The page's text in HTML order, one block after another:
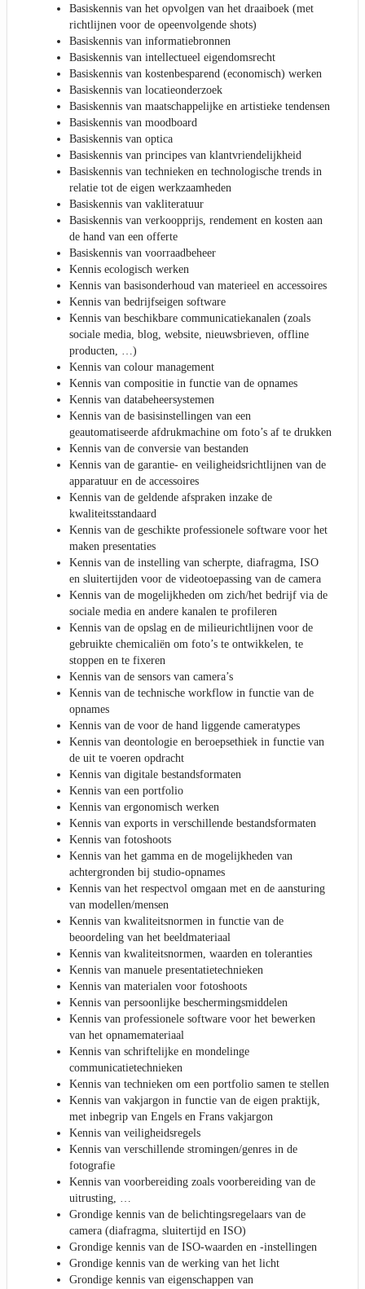
Basiskennis van het opvolgen van het draaiboek (met
richtlijnen voor de opeenvolgende shots)
Basiskennis van informatiebronnen
Basiskennis van intellectueel eigendomsrecht
Basiskennis van kostenbesparend (economisch) werken
Basiskennis van locatieonderzoek
Basiskennis van maatschappelijke en artistieke tendensen
Basiskennis van moodboard
Basiskennis van optica
Basiskennis van principes van klantvriendelijkheid
Basiskennis van technieken en technologische trends in
relatie tot de eigen werkzaamheden
Basiskennis van vakliteratuur
Basiskennis van verkoopprijs, rendement en kosten aan
de hand van een offerte
Basiskennis van voorraadbeheer
Kennis ecologisch werken
Kennis van basisonderhoud van materieel en accessoires
Kennis van bedrijfseigen software
Kennis van beschikbare communicatiekanalen (zoals
sociale media, blog, website, nieuwsbrieven, offline
producten, …)
Kennis van colour management
Kennis van compositie in functie van de opnames
Kennis van databeheersystemen
Kennis van de basisinstellingen van een
geautomatiseerde afdrukmachine om foto’s af te drukken
Kennis van de conversie van bestanden
Kennis van de garantie- en veiligheidsrichtlijnen van de
apparatuur en de accessoires
Kennis van de geldende afspraken inzake de
kwaliteitsstandaard
Kennis van de geschikte professionele software voor het
maken presentaties
Kennis van de instelling van scherpte, diafragma, ISO
en sluitertijden voor de videotoepassing van de camera
Kennis van de mogelijkheden om zich/het bedrijf via de
sociale media en andere kanalen te profileren
Kennis van de opslag en de milieurichtlijnen voor de
gebruikte chemicaliën om foto’s te ontwikkelen, te
stoppen en te fixeren
Kennis van de sensors van camera’s
Kennis van de technische workflow in functie van de
opnames
Kennis van de voor de hand liggende cameratypes
Kennis van deontologie en beroepsethiek in functie van
de uit te voeren opdracht
Kennis van digitale bestandsformaten
Kennis van een portfolio
Kennis van ergonomisch werken
Kennis van exports in verschillende bestandsformaten
Kennis van fotoshoots
Kennis van het gamma en de mogelijkheden van
achtergronden bij studio-opnames
Kennis van het respectvol omgaan met en de aansturing
van modellen/mensen
Kennis van kwaliteitsnormen in functie van de
beoordeling van het beeldmateriaal
Kennis van kwaliteitsnormen, waarden en toleranties
Kennis van manuele presentatietechnieken
Kennis van materialen voor fotoshoots
Kennis van persoonlijke beschermingsmiddelen
Kennis van professionele software voor het bewerken
van het opnamemateriaal
Kennis van schriftelijke en mondelinge
communicatietechnieken
Kennis van technieken om een portfolio samen te stellen
Kennis van vakjargon in functie van de eigen praktijk,
met inbegrip van Engels en Frans vakjargon
Kennis van veiligheidsregels
Kennis van verschillende stromingen/genres in de
fotografie
Kennis van voorbereiding zoals voorbereiding van de
uitrusting, …
Grondige kennis van de belichtingsregelaars van de
camera (diafragma, sluitertijd en ISO)
Grondige kennis van de ISO-waarden en -instellingen
Grondige kennis van de werking van het licht
Grondige kennis van eigenschappen van